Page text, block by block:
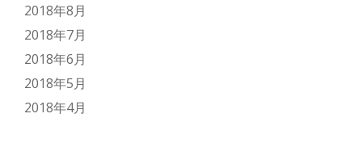
2018年8月
2018年7月
2018年6月
2018年5月
2018年4月